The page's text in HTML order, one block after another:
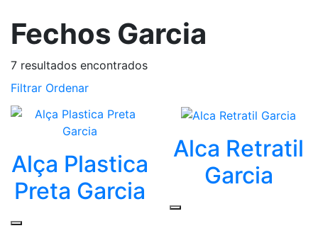
Fechos Garcia
7 resultados encontrados
Filtrar Ordenar
Alça Plastica
Preta Garcia
Alca Retratil
Garcia